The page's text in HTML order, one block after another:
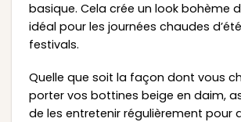
basique. Cela crée un look bohème
idéal pour les journées chaudes
festivals.
Quelle que soit la façon dont vous
porter vos bottines beige en daim,
de les entretenir régulièrement pour